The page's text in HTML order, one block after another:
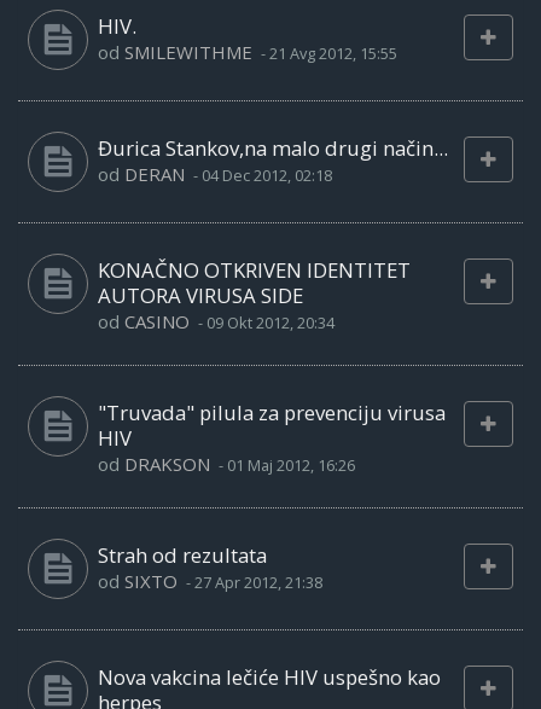
HIV.
od SMILEWITHME -21 Avg 2012, 15:55
Đurica Stankov,na malo drugi način...
od DERAN - 04 Dec 2012, 02:18
KONAČNO OTKRIVEN IDENTITET
AUTORA VIRUSA SIDE
od CASINO - 09 Okt 2012, 20:34
"Truvada" pilula za prevenciju virusa
HIV
od DRAKSON - 01 Maj 2012, 16:26
Strah od rezultata
od SIXTO -27 Apr 2012, 21:38
Nova vakcina lečiće HIV uspešno kao
herpes